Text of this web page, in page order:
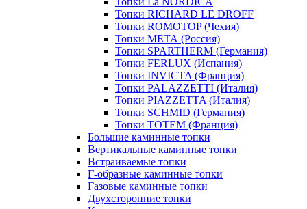
Топки RICHARD LE DROFF
Топки ROMOTOP (Чехия)
Топки МЕТА (Россия)
Топки SPARTHERM (Германия)
Топки FERLUX (Испания)
Топки INVICTA (Франция)
Топки PALAZZETTI (Италия)
Топки PIAZZETTA (Италия)
Топки SCHMID (Германия)
Топки TOTEM (Франция)
Большие каминные топки
Вертикальные каминные топки
Встраиваемые топки
Г-образные каминные топки
Газовые каминные топки
Двухсторонние топки